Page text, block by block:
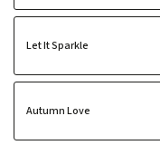
Let It Sparkle
Autumn Love